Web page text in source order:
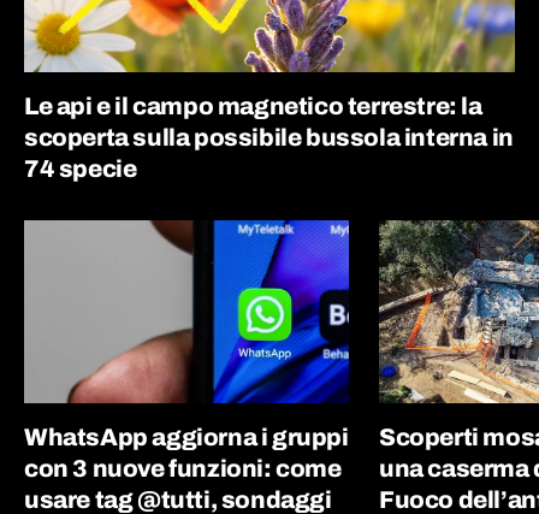
Le api e il campo magnetico terrestre: la
scoperta sulla possibile bussola interna in
74 specie
WhatsApp aggiorna i gruppi
con 3 nuove funzioni: come
usare tag @tutti, sondaggi
Scoperti
una caserma
Fuoco